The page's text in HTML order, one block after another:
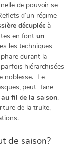
de pouvoir se
d’un régime
décuplée à
en font un
les techniques
durant la
hiérarchisées
noblesse. Le
peut faire
fil de la saison.
de la truite,
de saison?